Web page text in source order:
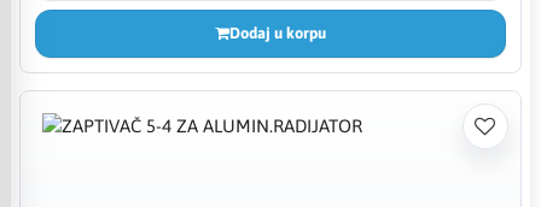
Dodaj u korpu